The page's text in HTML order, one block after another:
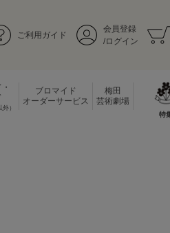
ご利用ガイド
会員登録
/ログイン
）
ブロマイド
オーダーサービス
梅田
芸術劇場
特